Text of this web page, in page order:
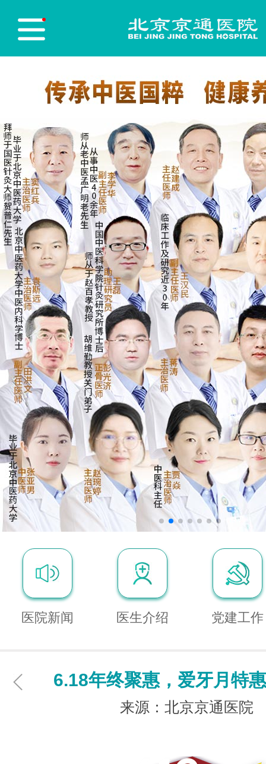
医院首页 Hospital Home
医院新闻
医师团队 Physician Team
志愿服务 Red blood cell
党员先锋 Party Building
医保政策 Medical insurance policy
来院路线 Hospital Route
预约挂号 Appointment Registration
电话挂号
医院新闻 医生介绍 党建工作
6.18年终聚惠，爱牙月特
来源：北京京通医院